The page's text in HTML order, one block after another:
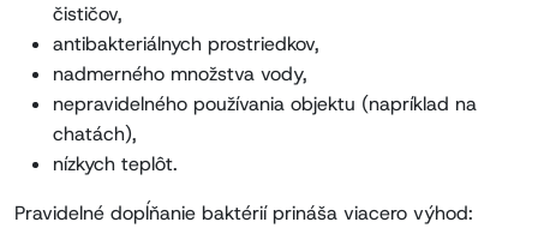
čističov,
antibakteriálnych prostriedkov,
nadmerného množstva vody,
nepravidelného používania objektu (napríklad na
chatách),
nízkych teplôt.
Pravidelné dopĺňanie baktérií prináša viacero výhod: